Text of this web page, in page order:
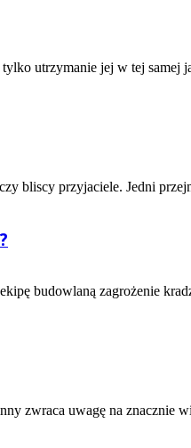
utrzymanie jej w tej samej
bliscy przyjaciele. Jedni
budowlaną zagrożenie
zwraca uwagę na znacznie